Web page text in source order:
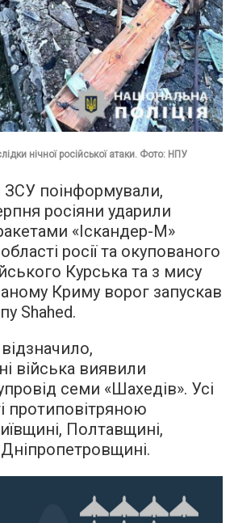
нічної російської атаки. Фото: НПУ
ЗСУ поінформували,
росіяни ударили
«Іскандер-М»
росії та окупованого
Курська та з мису
Криму ворог запускав
Shahed.
війська виявили
семи «Шахедів». Усі
протиповітряною
Полтавщині,